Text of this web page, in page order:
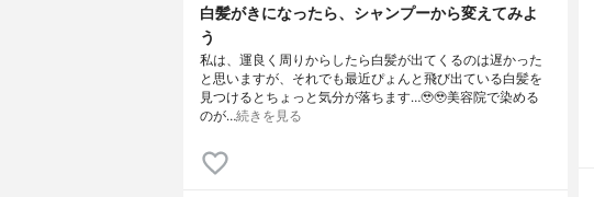
白髪がきになったら、シャンプーから変えてみよ
う
私は、運良く周りからしたら白髪が出てくるのは遅かった
と思いますが、それでも最近ぴょんと飛び出ている白髪を
見つけるとちょっと気分が落ちます…🥹🥹美容院で染める
のが…続きを見る